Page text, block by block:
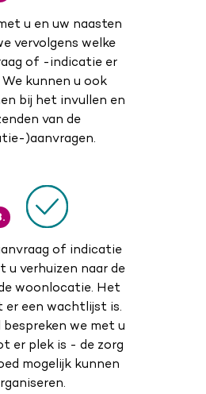
u en uw naasten
vervolgens welke
of -indicatie er
We kunnen u ook
bij het invullen en
van de
)aanvragen.
of indicatie
u verhuizen naar de
woonlocatie. Het
er een wachtlijst is.
bespreken we met u
er plek is - de zorg
mogelijk kunnen